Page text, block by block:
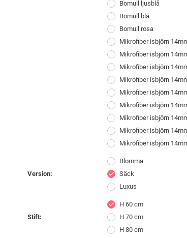
Bomull ljusblå
Bomull blå
Bomull rosa
Mikrofiber isbjörn
Mikrofiber isbjörn
Mikrofiber isbjörn
Mikrofiber isbjörn
Mikrofiber isbjörn
Mikrofiber isbjörn
Mikrofiber isbjörn
Mikrofiber isbjörn
Mikrofiber isbjörn
Version:
Blomma
check
Säck
Luxus
Stift:
check
H 60 cm
H 70 cm
H 80 cm